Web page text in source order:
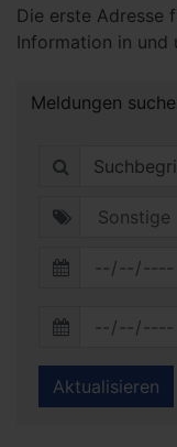
Die erste Adresse
Information in und
Meldungen
Aktualisieren